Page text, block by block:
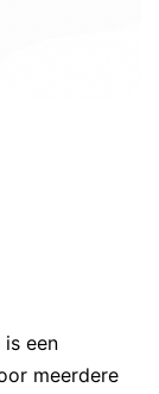
een
meerdere